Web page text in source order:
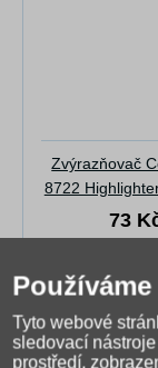
Zvýrazňovač
8722
73
Popis produktu
Tyto webové
sledovací
prostředí,